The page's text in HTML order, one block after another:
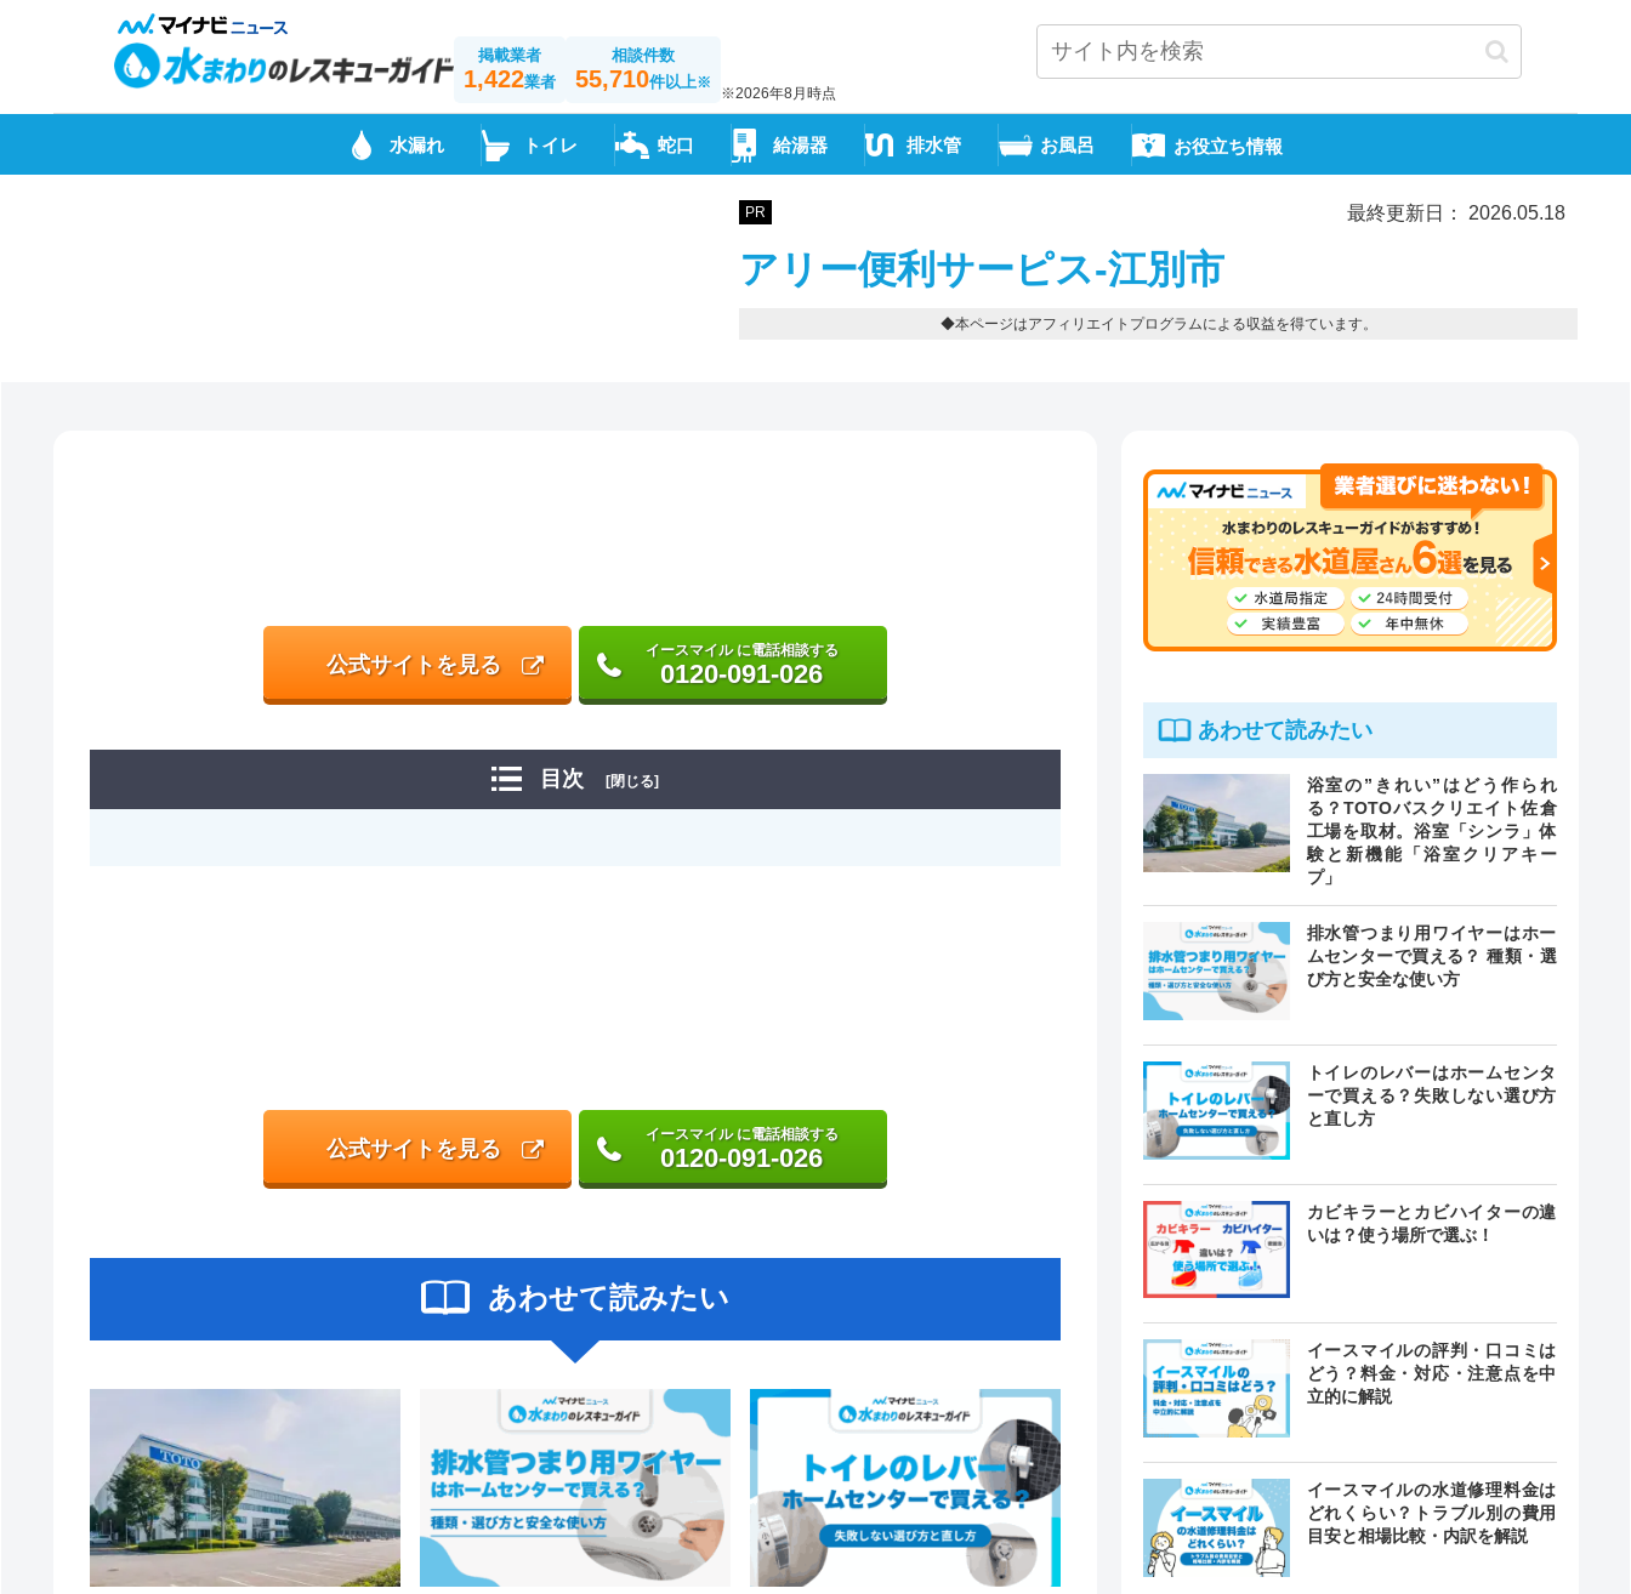
掲載業者
1,422業者
相談件数
55,710件以上※
※2026年8月時点
水漏れ トイレ 蛇口 給湯器 排水管 お風呂 お役立ち情報
PR 最終更新日： 2026.05.18
アリー便利サーピス-江別市
◆本ページはアフィリエイトプログラムによる収益を得ています。
公式サイトを見る
イースマイル に電話相談する
0120-091-026
目次 [閉じる]
公式サイトを見る
イースマイル に電話相談する
0120-091-026
あわせて読みたい
あわせて読みたい
浴室の”きれい”はどう作られ
る？TOTOバスクリエイト佐倉
工場を取材。浴室「シンラ」体
験と新機能「浴室クリアキー
プ」
排水管つまり用ワイヤーはホー
ムセンターで買える？ 種類・選
び方と安全な使い方
トイレのレバーはホームセンタ
ーで買える？失敗しない選び方
と直し方
カビキラーとカビハイターの違
いは？使う場所で選ぶ！
イースマイルの評判・口コミは
どう？料金・対応・注意点を中
立的に解説
イースマイルの水道修理料金は
どれくらい？トラブル別の費用
目安と相場比較・内訳を解説